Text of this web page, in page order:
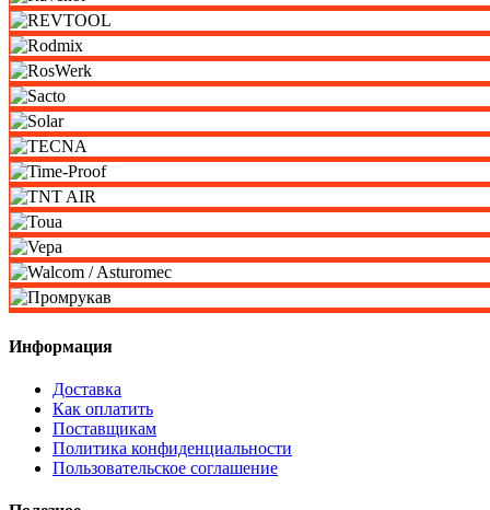
Информация
Доставка
Как оплатить
Поставщикам
Политика конфиденциальности
Пользовательское соглашение